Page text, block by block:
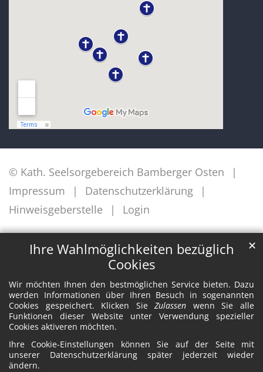
Ihre Wahlmöglichkeiten bezüglich
Cookies
Wir möchten Ihnen den bestmöglichen Service bieten. Dazu
werden Informationen über Ihren Besuch in sogenannten
Cookies gespeichert. Klicken SieZulassen wenn Sie alle
Funktionen dieser Website unter Verwendung spezieller
Cookies aktiveren möchten.
Ihre Cookie-Einstellungen können Sie auf der Seite mit
unserer Datenschutzerklärung später jederzeit wieder
ändern.
✕
© Kath. Seelsorgebereich Bamberger Osten
Impressum
Datenschutzerklärung
Hinweisgeberstelle
Login